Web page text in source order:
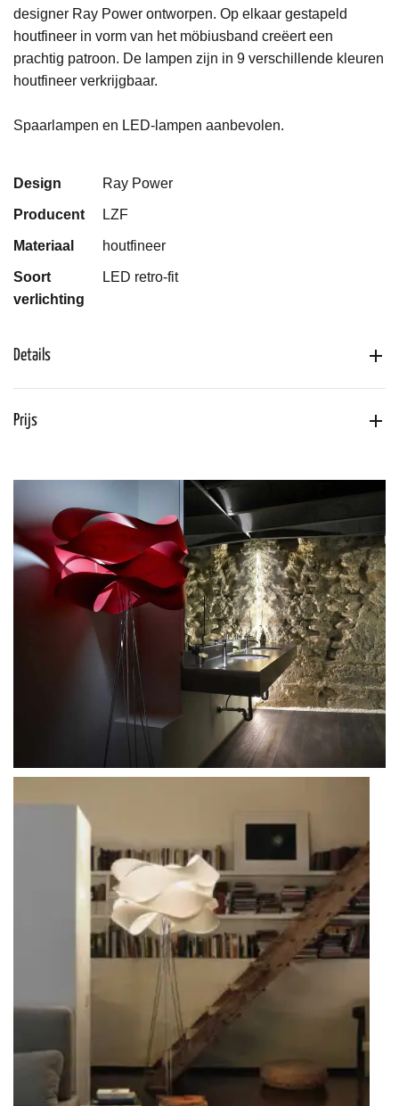
designer Ray Power ontworpen. Op elkaar gestapeld
houtfineer in vorm van het möbiusband creëert een
prachtig patroon. De lampen zijn in 9 verschillende kleuren
houtfineer verkrijgbaar.
Spaarlampen en LED-lampen aanbevolen.
Design Ray Power
Producent LZF
Materiaal houtfineer
Soort
verlichting
LED retro-fit
Details
Prijs